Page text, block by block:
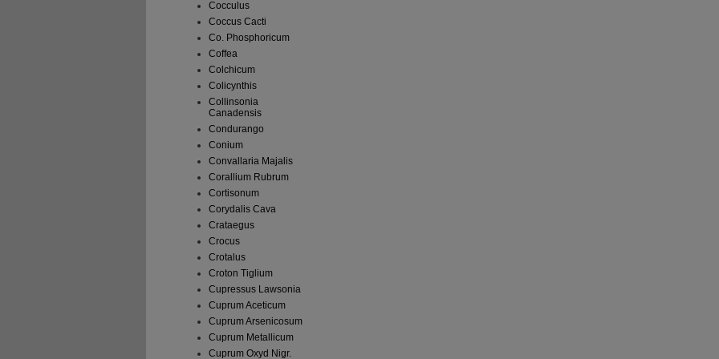
Cocculus
Coccus Cacti
Co. Phosphoricum
Coffea
Colchicum
Colicynthis
Collinsonia
Canadensis
Condurango
Conium
Convallaria Majalis
Corallium Rubrum
Cortisonum
Corydalis Cava
Crataegus
Crocus
Crotalus
Croton Tiglium
Cupressus Lawsonia
Cuprum Aceticum
Cuprum Arsenicosum
Cuprum Metallicum
Cuprum Oxyd Nigr.